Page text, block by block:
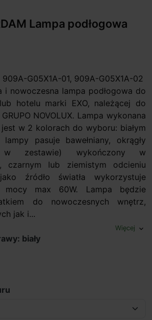
Lampa podłogowa
909A-G05X1A-01, 909A-G05X1A-02
i nowoczesna lampa podłogowa do
hotelu marki EXO, należącej do
NOVOLUX. Lampa wykonana
w 2 kolorach do wyboru: białym
pasuje bawełniany, okrągły
zestawie) wykończony w
czarnym lub ziemistym odcieniu
źródło światła wykorzystuje
max 60W. Lampa będzie
do nowoczesnych wnętrz,
jak i...
Więcej expand_more
biały